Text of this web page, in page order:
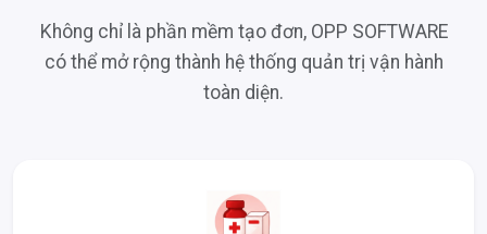
Không chỉ là phần mềm tạo đơn, OPP SOFTWARE
có thể mở rộng thành hệ thống quản trị vận hành
toàn diện.